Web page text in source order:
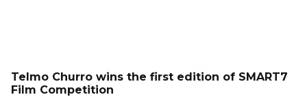
Telmo Churro wins the first edition of SMART7
Film Competition